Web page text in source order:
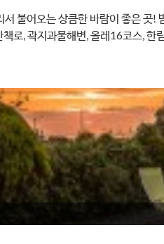
불어오는 상큼한 바람이 좋은 곳